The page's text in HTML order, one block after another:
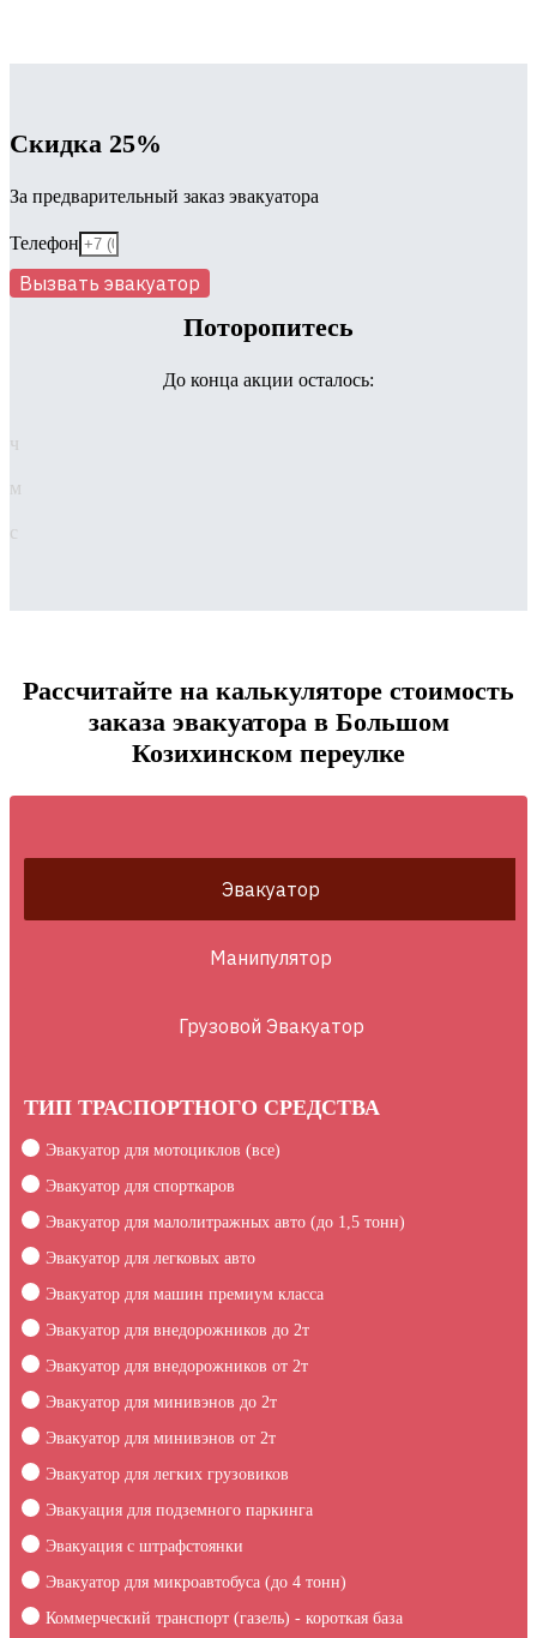
Скидка 25%
За предварительный заказ эвакуатора
Телефон
Вызвать эвакуатор
Поторопитесь
До конца акции осталось:
ч
м
с
Рассчитайте на калькуляторе стоимость
заказа эвакуатора в Большом
Козихинском переулке
Эвакуатор
Манипулятор
Грузовой Эвакуатор
ТИП ТРАСПОРТНОГО СРЕДСТВА
Эвакуатор для мотоциклов (все)
Эвакуатор для спорткаров
Эвакуатор для малолитражных авто (до 1,5 тонн)
Эвакуатор для легковых авто
Эвакуатор для машин премиум класса
Эвакуатор для внедорожников до 2т
Эвакуатор для внедорожников от 2т
Эвакуатор для минивэнов до 2т
Эвакуатор для минивэнов от 2т
Эвакуатор для легких грузовиков
Эвакуация для подземного паркинга
Эвакуация c штрафстоянки
Эвакуатор для микроавтобуса (до 4 тонн)
Коммерческий транспорт (газель) - короткая база